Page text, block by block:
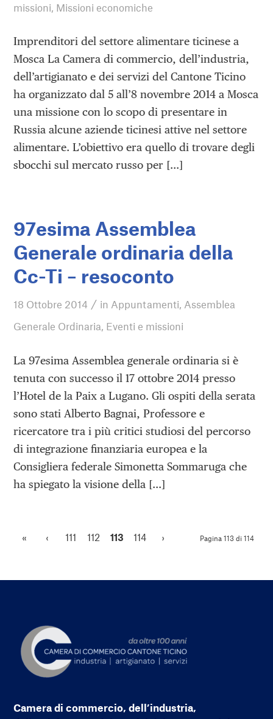
missioni Missioni economiche
Imprenditori del settore alimentare ticinese a
Mosca La Camera di commercio, dell’industria,
dell’artigianato e dei servizi del Cantone Ticino
ha organizzato dal 5 all’8 novembre 2014 a Mosca
una missione con lo scopo di presentare in
Russia alcune aziende ticinesi attive nel settore
alimentare. L’obiettivo era quello di trovare degli
sbocchi sul mercato russo per […]
97esima Assemblea
Generale ordinaria della
Cc-Ti – resoconto
18 Ottobre 2014 / in Appuntamenti, Assemblea
Generale Ordinaria, Eventi e missioni
La 97esima Assemblea generale ordinaria si è
tenuta con successo il 17 ottobre 2014 presso
l’Hotel de la Paix a Lugano. Gli ospiti della serata
sono stati Alberto Bagnai, Professore e
ricercatore tra i più critici studiosi del percorso
di integrazione finanziaria europea e la
Consigliera federale Simonetta Sommaruga che
ha spiegato la visione della […]
Pagina 113 di 114
« ‹ 111 112 113 114 ›
Camera di commercio, dell’industria,